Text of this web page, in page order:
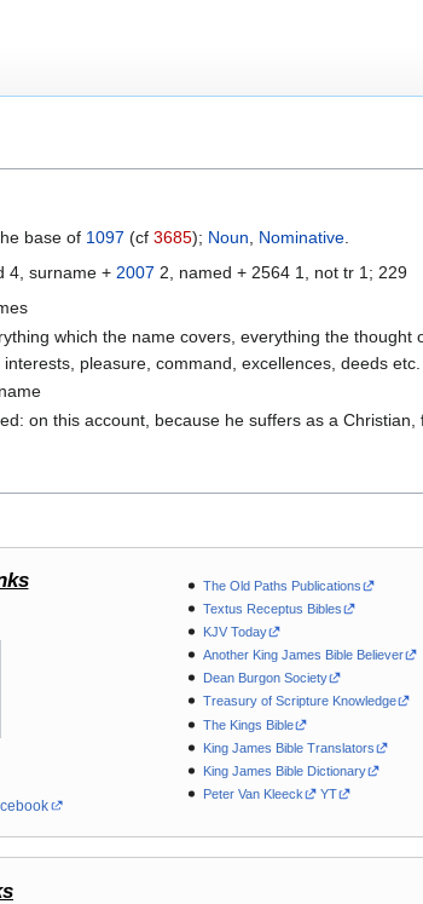
base of 1097 (cf 3685); Noun, Nominative.
4, surname + 2007 2, named + 2564 1, not tr 1; 229
which the name covers, everything the
pleasure, command, excellences, deeds etc.
on this account, because he suffers as a Christian,
The Old Paths Publications
Textus Receptus Bibles
KJV Today
Another King James Bible Believer
Dean Burgon Society
Treasury of Scripture Knowledge
The Kings Bible
King James Bible Translators
King James Bible Dictionary
Peter Van Kleeck
YT